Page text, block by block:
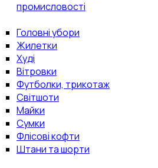
промисловості
Головні убори
Жилетки
Худі
Вітровки
Футболки, трикотаж
Світшоти
Майки
Сумки
Флісові кофти
Штани та шорти